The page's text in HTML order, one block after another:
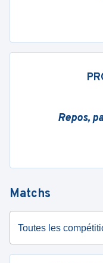
Repos,
Matchs
Toutes les